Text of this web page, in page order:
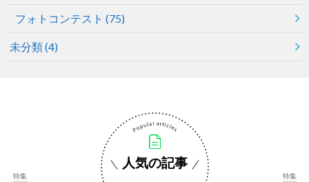
フォトコンテスト (75)
未分類(4)
人気の記事
特集 特集